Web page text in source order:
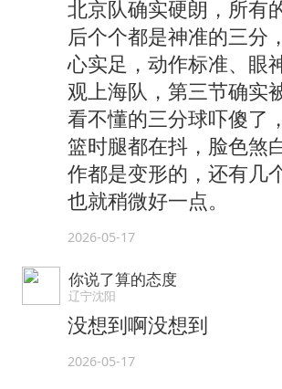
北京队确实硬朗，所有
后个个都是神准的三分
心实足，动作标准、眼
观上海队，第三节确实
看不懂的三分球吓傻了
篮时腿都在抖，脸色煞
作都是变形的，还有几
也就稍微好一点。
2026-05-17
你说了算的态度
辽宁沈阳
没想到啊没想到
2026-05-17